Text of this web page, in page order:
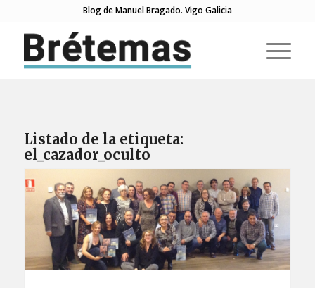
Blog de Manuel Bragado. Vigo Galicia
Listado de la etiqueta:
el_cazador_oculto